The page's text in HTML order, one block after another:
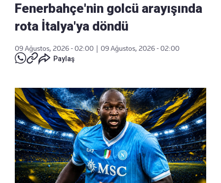
Fenerbahçe'nin golcü arayışında
rota İtalya'ya döndü
09 Ağustos, 2026 - 02:00
09 Ağustos, 2026 - 02:00
Paylaş